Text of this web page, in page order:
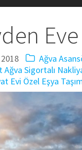
Ağva
Ağva Sigortalı
Evi Özel Eşya